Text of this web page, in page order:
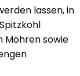
lassen, in
Möhren sowie